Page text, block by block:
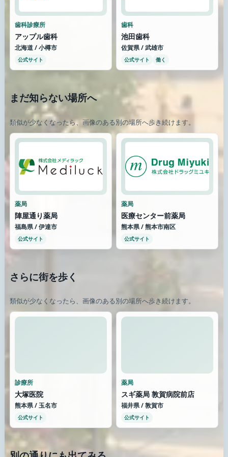
歯科診療所
アップル歯科
北海道 / 小樽市
公式サイト
歯科
池田歯科
佐賀県 / 武雄市
公式サイト 働く
まだ知らない場所へ
類似が少なくなったら、画像のある別の場所へ歩き続けます。
薬局
陣屋通り薬局
福島県 / 伊達市
公式サイト
薬局
医療センター前薬局
熊本県 / 熊本市南区
公式サイト
さらに街を歩く
類似が少なくなったら、画像のある別の場所へ歩き続けます。
診療所
大塚医院
熊本県 / 玉名市
公式サイト
薬局
スギ薬局 敦賀病院前店
福井県 / 敦賀市
公式サイト